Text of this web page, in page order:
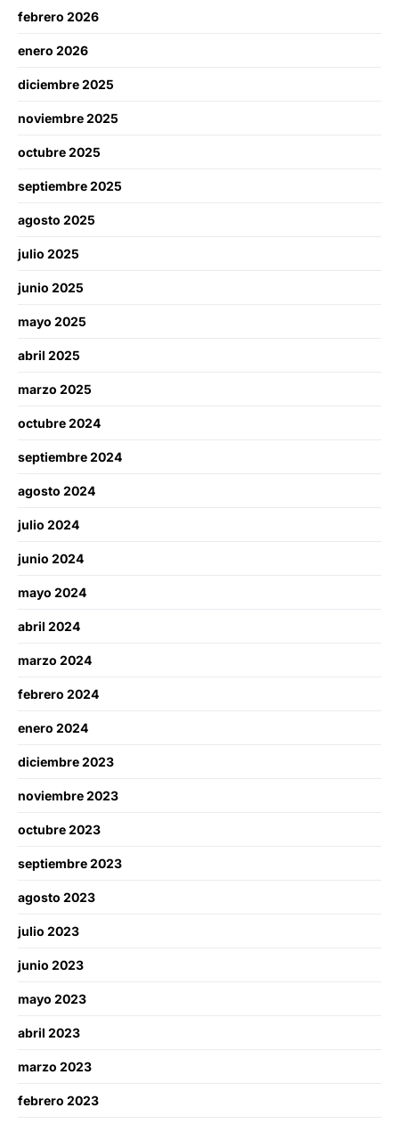
febrero 2026
enero 2026
diciembre 2025
noviembre 2025
octubre 2025
septiembre 2025
agosto 2025
julio 2025
junio 2025
mayo 2025
abril 2025
marzo 2025
octubre 2024
septiembre 2024
agosto 2024
julio 2024
junio 2024
mayo 2024
abril 2024
marzo 2024
febrero 2024
enero 2024
diciembre 2023
noviembre 2023
octubre 2023
septiembre 2023
agosto 2023
julio 2023
junio 2023
mayo 2023
abril 2023
marzo 2023
febrero 2023